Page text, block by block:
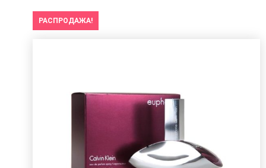
РАСПРОДАЖА!